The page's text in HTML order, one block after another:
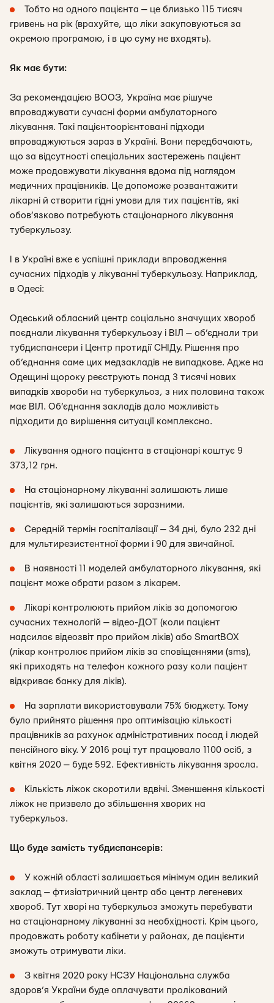
Тобто на одного пацієнта — це близько 115 тисяч
гривень на рік (врахуйте, що ліки закуповуються за
окремою програмою, і в цю суму не входять).
Як має бути:
За рекомендацією ВООЗ, Україна має рішуче
впроваджувати сучасні форми амбулаторного
лікування. Такі пацієнтоорієнтовані підходи
впроваджуються зараз в Україні. Вони передбачають,
що за відсутності спеціальних застережень пацієнт
може продовжувати лікування вдома під наглядом
медичних працівників. Це допоможе розвантажити
лікарні й створити гідні умови для тих пацієнтів, які
обов’язково потребують стаціонарного лікування
туберкульозу.
І в Україні вже є успішні приклади впровадження
сучасних підходів у лікуванні туберкульозу. Наприклад,
в Одесі:
Одеський обласний центр соціально значущих хвороб
поєднали лікування туберкульозу і ВІЛ — об’єднали три
тубдиспансери і Центр протидії СНІДу. Рішення про
об’єднання саме цих медзакладів не випадкове. Адже на
Одещині щороку реєструють понад 3 тисячі нових
випадків хвороби на туберкульоз, з них половина також
має ВІЛ. Об’єднання закладів дало можливість
підходити до вирішення ситуації комплексно.
Лікування одного пацієнта в стаціонарі коштує 9
373,12 грн.
На стаціонарному лікуванні залишають лише
пацієнтів, які залишаються заразними.
Середній термін госпіталізації — 34 дні, було 232 дні
для мультирезистентної форми і 90 для звичайної.
В наявності 11 моделей амбулаторного лікування, які
пацієнт може обрати разом з лікарем.
Лікарі контролюють прийом ліків за допомогою
сучасних технологій — відео-ДОТ (коли пацієнт
надсилає відеозвіт про прийом ліків) або SmartBOX
(лікар контролює прийом ліків за сповіщеннями (sms),
які приходять на телефон кожного разу коли пацієнт
відкриває банку для ліків).
На зарплати використовували 75% бюджету. Тому
було прийнято рішення про оптимізацію кількості
працівників за рахунок адміністративних посад і людей
пенсійного віку. У 2016 році тут працювало 1100 осіб, з
квітня 2020 — буде 592. Ефективність лікування зросла.
Кількість ліжок скоротили вдвічі. Зменшення кількості
ліжок не призвело до збільшення хворих на
туберкульоз.
Що буде замість тубдиспансерів:
У кожній області залишається мінімум один великий
заклад — фтизіатричний центр або центр легеневих
хвороб. Тут хворі на туберкульоз зможуть перебувати
на стаціонарному лікуванні за необхідності. Крім цього,
продовжать роботу кабінети у районах, де пацієнти
зможуть отримувати ліки.
З квітня 2020 року НСЗУ Національна служба
здоров’я України буде оплачувати пролікований